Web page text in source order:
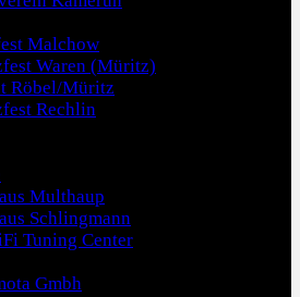
Malchow
Waren (Müritz)
Röbel/Müritz
Rechlin
Multhaup
Schlingmann
Tuning Center
Gmbh